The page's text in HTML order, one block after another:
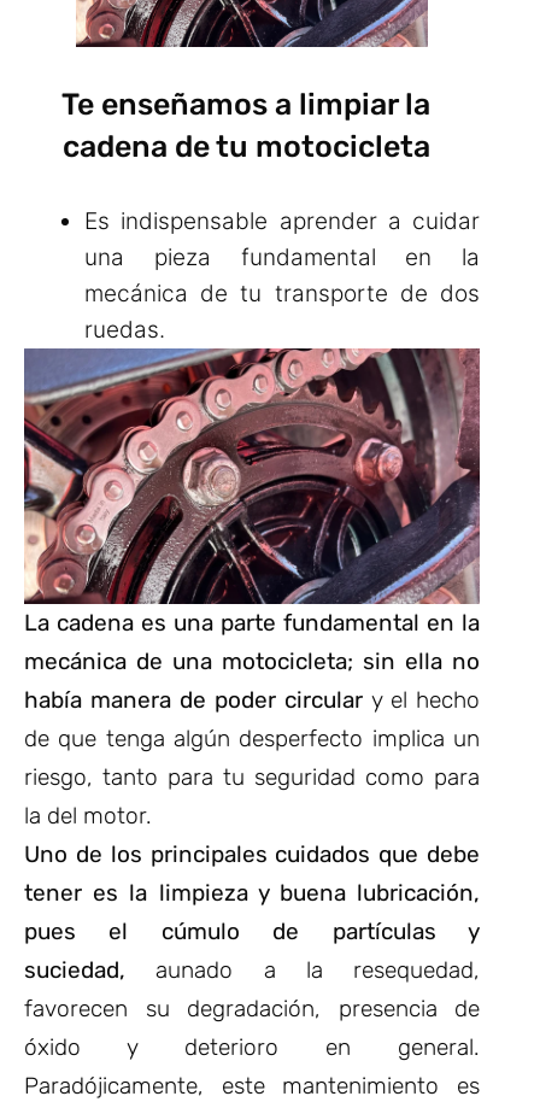
Te enseñamos a limpiar la
cadena de tu motocicleta
Es indispensable aprender a cuidar
una pieza fundamental en la
mecánica de tu transporte de dos
ruedas.
La cadena es una parte fundamental en la
mecánica de una motocicleta; sin ella no
había manera de poder circular y el hecho
de que tenga algún desperfecto implica un
riesgo, tanto para tu seguridad como para
la del motor.
Uno de los principales cuidados que debe
tener es la limpieza y buena lubricación,
pues el cúmulo de partículas y
suciedad, aunado a la resequedad,
favorecen su degradación, presencia de
óxido y deterioro en general.
Paradójicamente, este mantenimiento es